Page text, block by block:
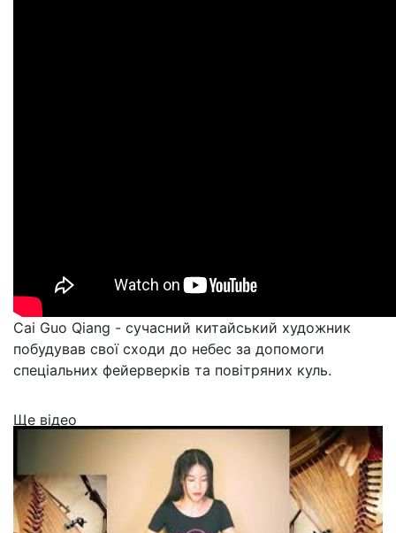
Cai Guo Qiang - сучасний китайський художник
побудував свої сходи до небес за допомоги
спеціальних фейерверків та повітряних куль.
Ще відео